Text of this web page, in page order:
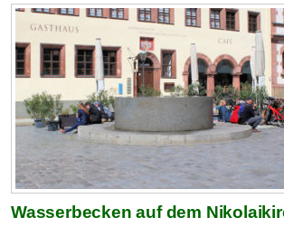
Wasserbecken auf dem